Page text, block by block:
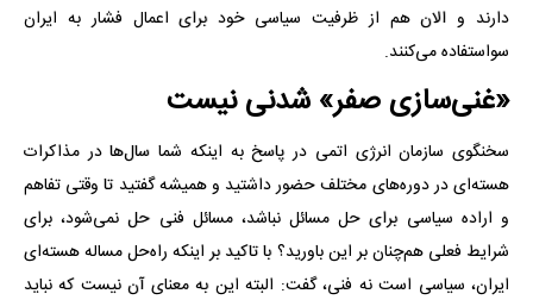
دارند و الان هم از ظرفیت سیاسی خود برای اعمال فشار به ایران
سواستفاده می‌کنند.
«غنی‌سازی صفر» شدنی نیست
سخنگوی سازمان انرژی اتمی در پاسخ به اینکه شما سال‌ها در مذاکرات
هسته‌ای در دوره‌های مختلف حضور داشتید و همیشه گفتید تا وقتی تفاهم
و اراده سیاسی برای حل مسائل نباشد، مسائل فنی حل نمی‌شود، برای
شرایط فعلی هم‌چنان بر این باورید؟ با تاکید بر اینکه راه‌حل مساله هسته‌ای
ایران، سیاسی است نه فنی، گفت: البته این به معنای آن نیست که نباید